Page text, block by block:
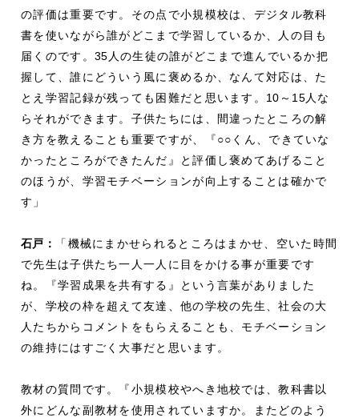
の評価は重要です。その点で小規模校は、デジタル教科
書を使いながら誰がどこまで学習しているか、人の目も
届くのです。 35人の生徒の誰がどこまで進んでいるか把
握して、誰にどういう風に褒めるか、なんて対応は、た
とえ学習記録が残っても困難だと思います。 10 ～ 15人な
らそれができます。子供たちには、間違ったところの解
き方を教えることも重要ですが、『○○くん、できていな
かったところができたんだ』と評価し褒めてあげること
のほうが、学習モチベーションが向上することは確かで
す」
石戸：
「機械にまかせられるところはまかせ、空いた時間
で先生は子供たち一人一人に目をかける事が重要です
ね。『学習成果を共有する』という言葉がありました
が、学校の枠を超えて友達、他の学校の先生、社会の大
人たちからコメントをもらえることも、モチベーション
の維持にはすごく大事だと思います。
教材の質問です。『小規模校やへき地校では、教科書以
外にどんな副教材を使用されていますか。またどのよう